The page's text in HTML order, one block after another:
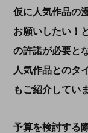
仮に人気作品の
お願いしたい！
の許諾が必要と
人気作品とのタ
もご紹介してい
予算を検討する